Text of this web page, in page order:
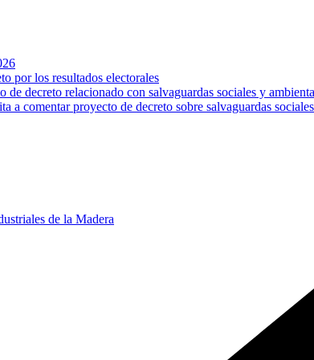
por los resultados electorales
de decreto relacionado con salvaguardas sociales y
comentar proyecto de decreto sobre salvaguardas